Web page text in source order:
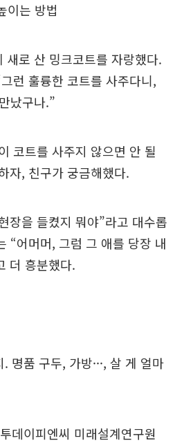
는 방법
새로 산 밍크코트를 자랑했다.
런 훌륭한 코트를 사주다니,
났구나.”
코트를 사주지 않으면 안 될
자, 친구가 궁금해했다.
장을 들켰지 뭐야”라고 대수롭
“어머머, 그럼 그 애를 당장 내
더 흥분했다.
명품 구두, 가방···, 살 게 얼마
데이피엔씨 미래설계연구원